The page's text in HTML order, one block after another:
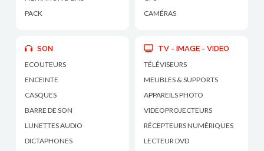
PACK
CAMÉRAS
SON
ECOUTEURS
ENCEINTE
CASQUES
BARRE DE SON
LUNETTES AUDIO
DICTAPHONES
TV - IMAGE - VIDEO
TÉLÉVISEURS
MEUBLES & SUPPORTS
APPAREILS PHOTO
VIDEOPROJECTEURS
RÉCEPTEURS NUMÉRIQUES
LECTEUR DVD